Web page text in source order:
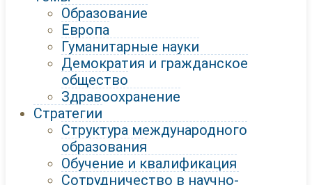
Образование
Европа
Гуманитарные науки
Демократия и гражданское
общество
Здравоохранение
Стратегии
Структура международного
образования
Обучение и квалификация
Сотрудничество в научно-